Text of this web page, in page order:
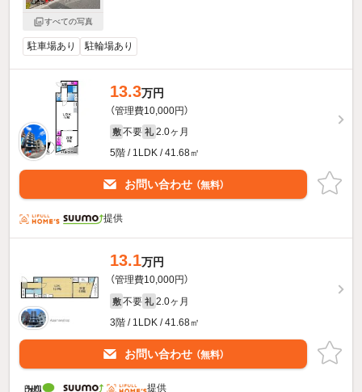
すべての写真
駐車場あり 駐輪場あり
13.3万円
（管理費10,000円）
敷 不要 礼 2.0ヶ月
5階 / 1LDK / 41.68㎡
お問い合わせ （無料）
提供
13.1万円
（管理費10,000円）
敷 不要 礼 2.0ヶ月
3階 / 1LDK / 41.68㎡
お問い合わせ （無料）
提供